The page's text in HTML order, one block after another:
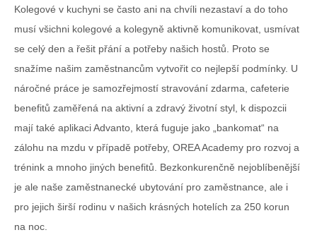
Kolegové v kuchyni se často ani na chvíli nezastaví a do toho
musí všichni kolegové a kolegyně aktivně komunikovat, usmívat
se celý den a řešit přání a potřeby našich hostů. Proto se
snažíme našim zaměstnancům vytvořit co nejlepší podmínky. U
náročné práce je samozřejmostí stravování zdarma, cafeterie
benefitů zaměřená na aktivní a zdravý životní styl, k dispozcii
mají také aplikaci Advanto, která fuguje jako „bankomat“ na
zálohu na mzdu v případě potřeby, OREA Academy pro rozvoj a
trénink a mnoho jiných benefitů. Bezkonkurenčně nejoblíbenější
je ale naše zaměstnanecké ubytování pro zaměstnance, ale i
pro jejich širší rodinu v našich krásných hotelích za 250 korun
na noc.